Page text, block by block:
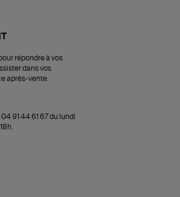
répondre à vos
dans vos
après-vente.
91 44 61 67 du lundi